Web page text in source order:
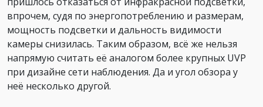
впрочем, судя по энергопотреблению и размерам,
мощность подсветки и дальность видимости
камеры снизилась. Таким образом, всё же нельзя
напрямую считать её аналогом более крупных UVP
при дизайне сети наблюдения. Да и угол обзора у
неё несколько другой.